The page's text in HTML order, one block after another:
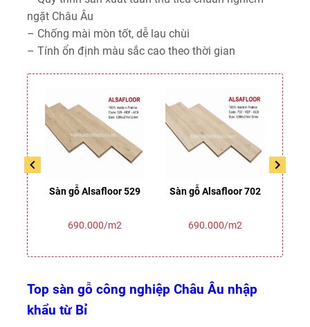
ngặt Châu Âu
– Chống mài mòn tốt, dễ lau chùi
– Tính ổn định màu sắc cao theo thời gian
Sàn gỗ Alsafloor 529
690.000/m2
Sàn gỗ Alsafloor 702
690.000/m2
Top sàn gỗ công nghiệp Châu Âu nhập
khẩu từ Bỉ